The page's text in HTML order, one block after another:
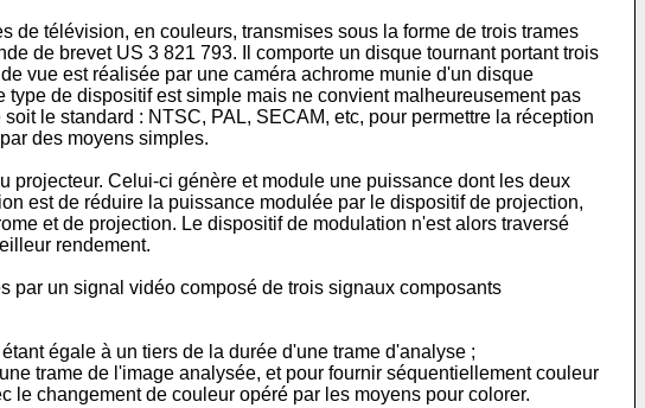
de télévision, en couleurs, transmises sous la forme de trois trames
de brevet US 3 821 793. Il comporte un disque tournant portant trois
vue est réalisée par une caméra achrome munie d'un disque
de dispositif est simple mais ne convient malheureusement pas
le standard : NTSC, PAL, SECAM, etc, pour permettre la réception
des moyens simples.
Celui-ci génère et module une puissance dont les deux
est de réduire la puissance modulée par le dispositif de projection,
et de projection. Le dispositif de modulation n'est alors traversé
rendement.
par un signal vidéo composé de trois signaux composants
égale à un tiers de la durée d'une trame d'analyse ;
trame de l'image analysée, et pour fournir séquentiellement couleur
changement de couleur opéré par les moyens pour colorer.